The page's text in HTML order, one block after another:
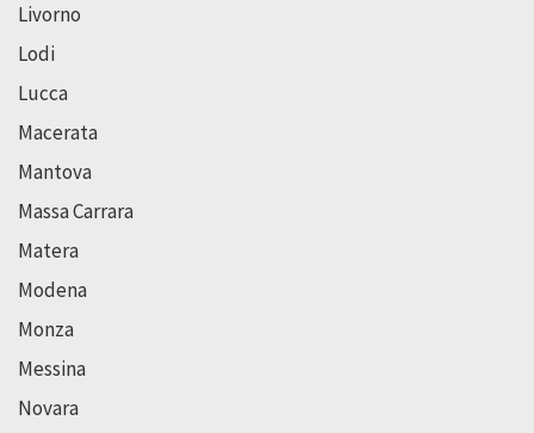
Livorno
Lodi
Lucca
Macerata
Mantova
Massa Carrara
Matera
Modena
Monza
Messina
Novara